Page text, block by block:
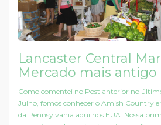
Lancaster Central
Mercado mais antigo
Como comentei no Post anterior no
Julho, fomos conhecer o Amish Country
da Pennsylvania aqui nos EUA. Nossa